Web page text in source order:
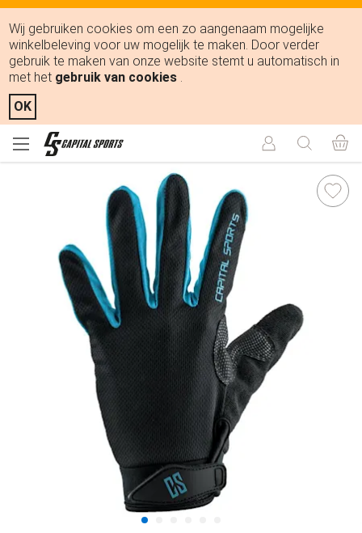
Wij gebruiken cookies om een zo aangenaam mogelijke
winkelbeleving voor uw mogelijk te maken. Door verder
gebruik te maken van onze website stemt u automatisch in
met het gebruik van cookies .
OK